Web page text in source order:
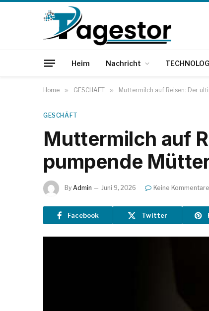
Heim Nachricht
Home » GESCHÄFT » Muttermilch auf Reisen: Der
GESCHÄFT
Muttermilch auf
pumpende
By Admin Juni 9, 2026 Keine Kommentare
Facebook Twitter